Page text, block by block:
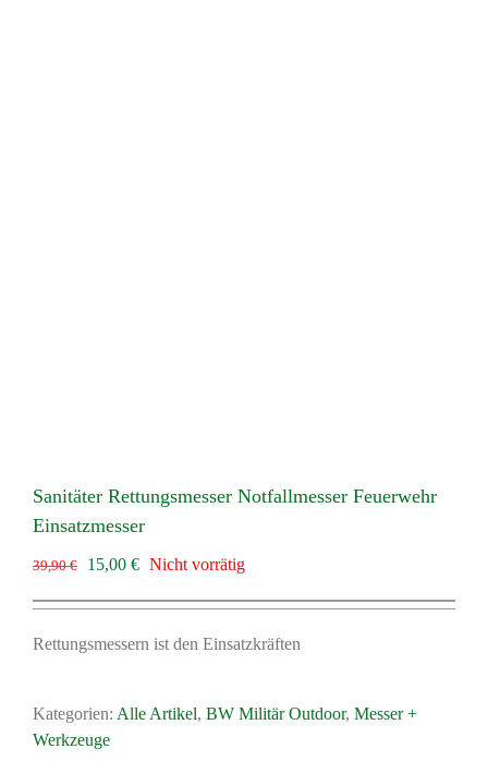
Sanitäter Rettungsmesser Notfallmesser Feuerwehr
Einsatzmesser
39,90€
Ursprünglicher
war:
39,90 €
15,00 €Aktueller
ist:
15,00 €.
Nicht vorrätig
Rettungsmessern ist den Einsatzkräften
Kategorien: Alle Artikel, BW Militär Outdoor, Messer +
Werkzeuge